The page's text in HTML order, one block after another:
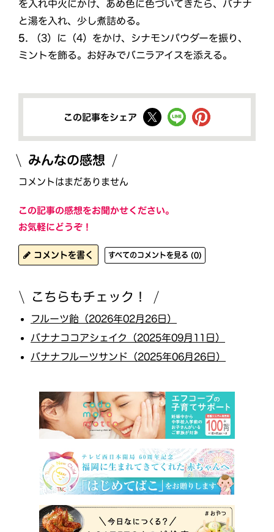
を⼊れ中⽕にかけ、あめ⾊に⾊づいてきたら、バナナ
と湯を⼊れ、少し煮詰める。
5. （3）に（4）をかけ、シナモンパウダーを振り、
ミントを飾る。お好みでバニラアイスを添える。
この記事をシェア
みんなの感想
コメントはまだありません
この記事の感想をお聞かせください。
お気軽にどうぞ！
コメントを書く すべてのコメントを見る (0)
こちらもチェック！
フルーツ飴（2026年02月26日）
バナナココアシェイク（2025年09月11日）
バナナフルーツサンド（2025年06月26日）